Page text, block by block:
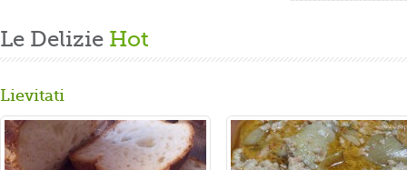
Le Delizie Hot
Lievitati